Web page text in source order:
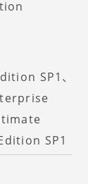
SP1、
SP1